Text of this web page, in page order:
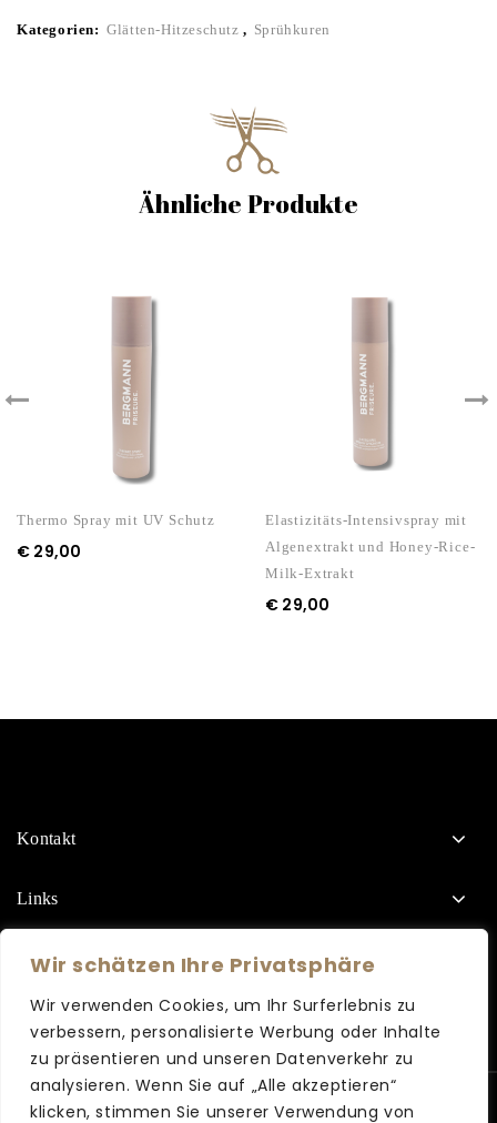
Wir schätzen Ihre Privatsphäre
Wir verwenden Cookies, um Ihr Surferlebnis zu
verbessern, personalisierte Werbung oder Inhalte
zu präsentieren und unseren Datenverkehr zu
analysieren. Wenn Sie auf „Alle akzeptieren“
klicken, stimmen Sie unserer Verwendung von
Kategorien: Glätten-Hitzeschutz , Sprühkuren
Ähnliche Produkte
Thermo Spray mit UV Schutz
€ 29,00
Elastizitäts-Intensivspray mit
Algenextrakt und Honey-Rice-
Milk-Extrakt
€ 29,00
Kontakt
Links
Copyright © 2026 Bergmann Friseure